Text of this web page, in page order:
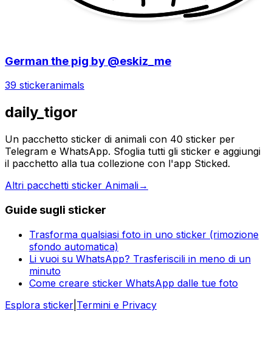
German the pig by @eskiz_me
39 stickeranimals
daily_tigor
Un pacchetto sticker di animali con 40 sticker per
Telegram e WhatsApp. Sfoglia tutti gli sticker e aggiungi
il pacchetto alla tua collezione con l'app Sticked.
Altri pacchetti sticker Animali→
Guide sugli sticker
Trasforma qualsiasi foto in uno sticker (rimozione
sfondo automatica)
Li vuoi su WhatsApp? Trasferiscili in meno di un
minuto
Come creare sticker WhatsApp dalle tue foto
Esplora sticker Termini e Privacy